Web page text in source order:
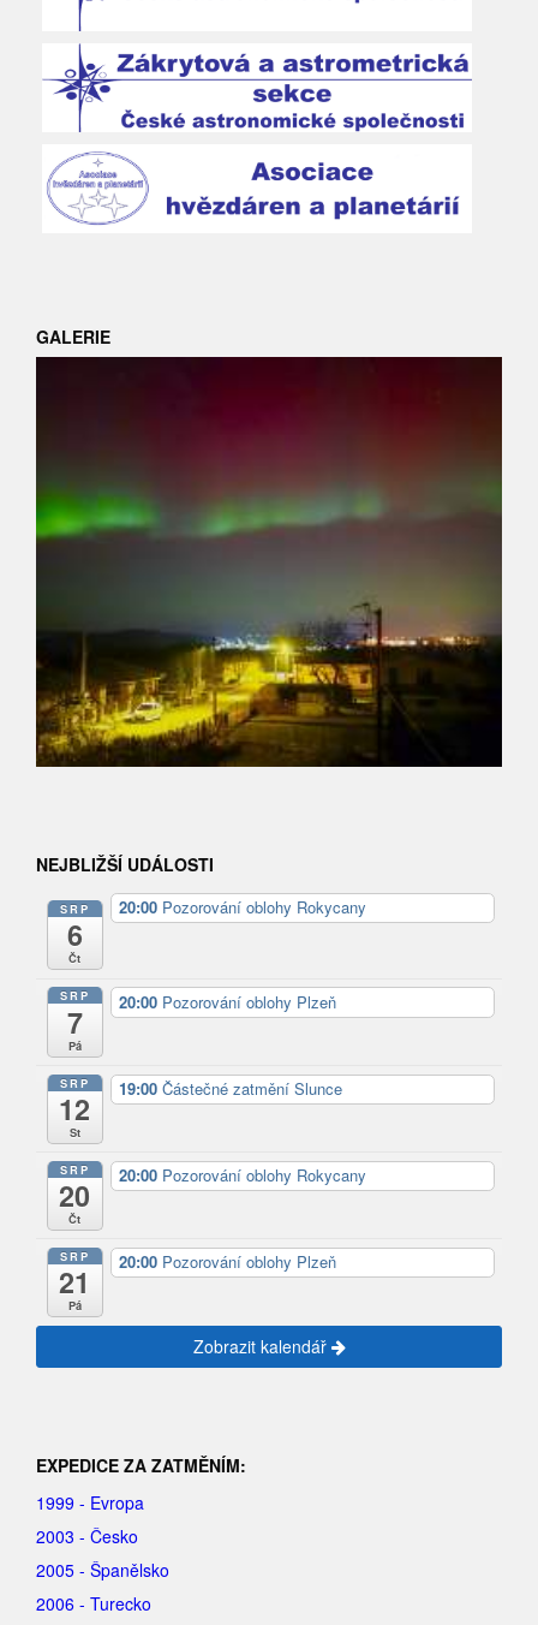
GALERIE
NEJBLIŽŠÍ UDÁLOSTI
SRP
6
Čt
20:00 Pozorování oblohy Rokycany
SRP
7
Pá
20:00 Pozorování oblohy Plzeň
SRP
12
St
19:00 Částečné zatmění Slunce
SRP
20
Čt
20:00 Pozorování oblohy Rokycany
SRP
21
Pá
20:00 Pozorování oblohy Plzeň
Zobrazit kalendář
EXPEDICE ZA ZATMĚNÍM:
1999 - Evropa
2003 - Česko
2005 - Španělsko
2006 - Turecko